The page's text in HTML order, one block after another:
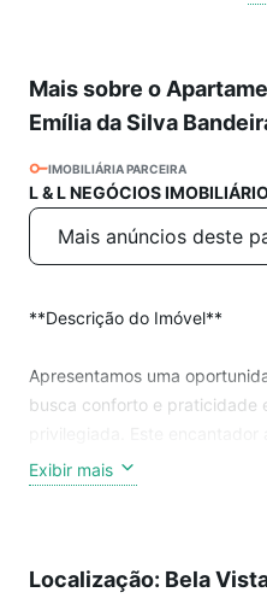
Mais sobre o
Emília da Silva
IMOBILIÁRIA PARCEIRA
L & L NEGÓCIOS
Mais anúncios deste
**Descrição do Imóvel**
Apresentamos uma
busca conforto e praticidade
na Professora Emília da Silva
Bela Vista, Caxias do Sul, é
Composta por 2 dormitórios,
Exibir mais
Localização: Bela